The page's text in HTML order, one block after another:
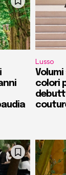
Lusso
colori